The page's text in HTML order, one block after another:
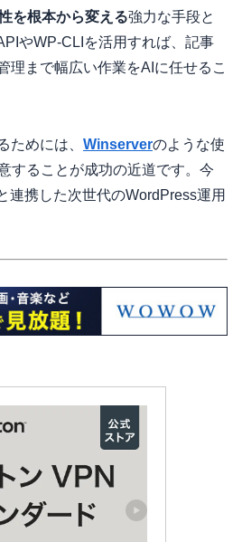
を根本から変える強力な手段と
やWP-CLIを活用すれば、記事
理まで幅広い作業をAIに任せるこ
ためには、 Winserverのような使
することが成功の近道です。今
連携した次世代のWordPress運用